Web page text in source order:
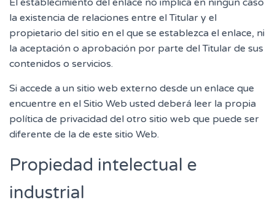
la existencia de relaciones entre el Titular y el
propietario del sitio en el que se establezca el enlace, ni
la aceptación o aprobación por parte del Titular de sus
contenidos o servicios.
Si accede a un sitio web externo desde un enlace que
encuentre en el Sitio Web usted deberá leer la propia
política de privacidad del otro sitio web que puede ser
diferente de la de este sitio Web.
Propiedad intelectual e
industrial